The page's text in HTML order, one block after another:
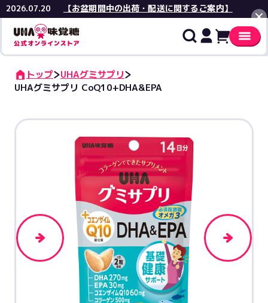
2026.07.20 【お盆期間中の出荷・配送に関するご案内】
閉じる
トップ
UHAグミサプリ
UHAグミサプリ CoQ10+DHA&EPA